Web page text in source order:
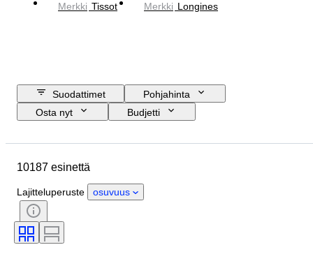
Merkki Tissot Merkki Longines
Suodattimet
Pohjahinta
Osta nyt
Budjetti
Rannekkeen leveys
Alkuperämaa
Sukupuoli
Kunto
Sertifiointi
Tyylisuuntaus
10187 esinettä
Lajitteluperuste osuvuus